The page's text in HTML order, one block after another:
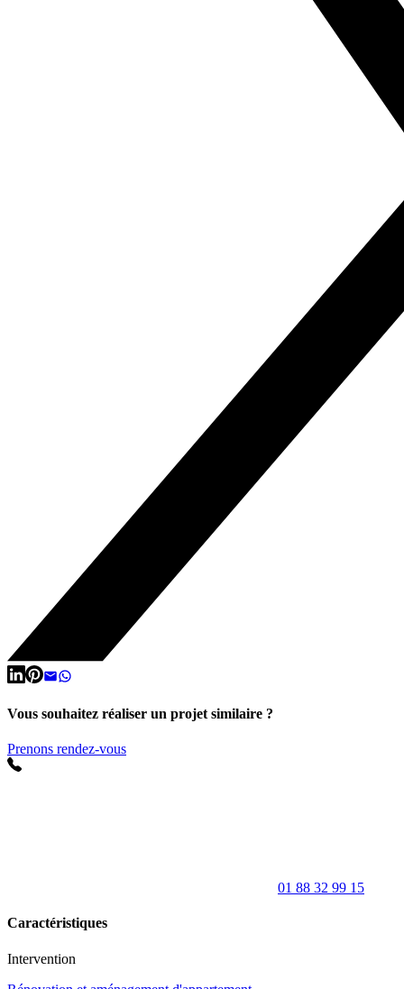
Vous souhaitez réaliser un projet similaire ?
Prenons rendez-vous
01 88 32 99 15
Caractéristiques
Intervention